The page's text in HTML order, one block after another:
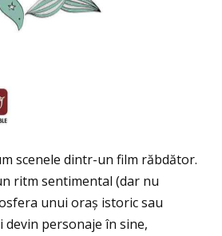
scenele dintr-un film răbdător.
ritm sentimental (dar nu
unui oraș istoric sau
personaje în sine,